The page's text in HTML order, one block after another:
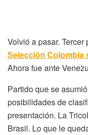
Volvió a pasar.
Selección Colombia
Ahora fue ante
Partido que se
posibilidades de
presentación. La
Brasil. Lo que le